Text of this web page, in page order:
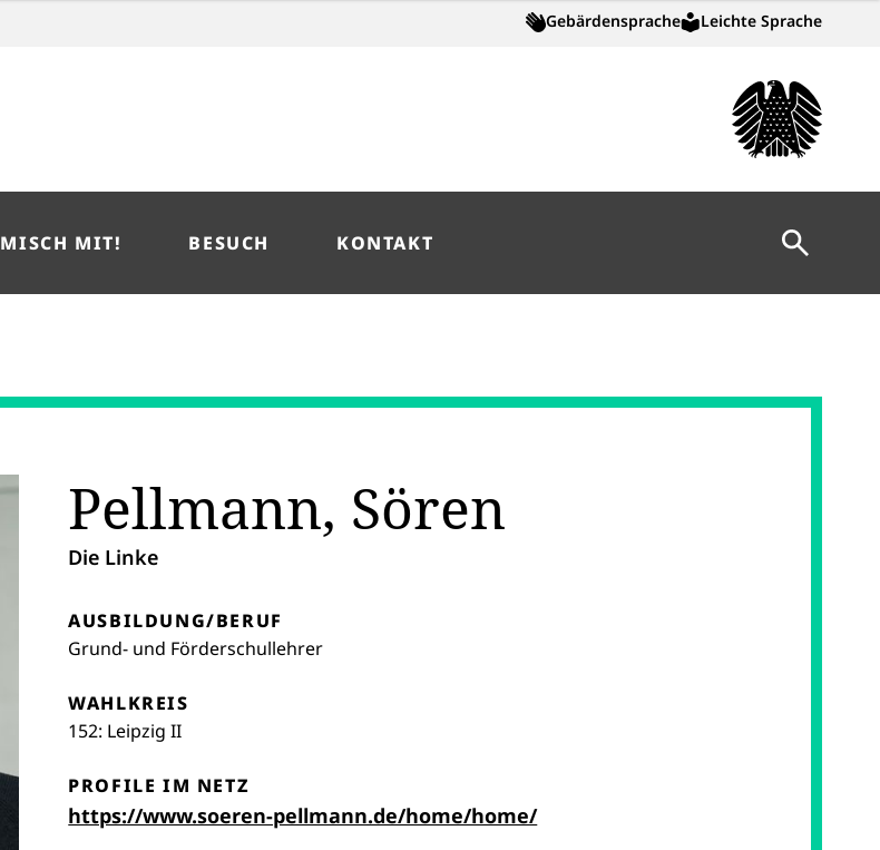
Gebärdensprache Leichte Sprache
MISCH MIT! BESUCH KONTAKT Suche
Pellmann, Sören
Die Linke
AUSBILDUNG/BERUF
Grund- und Förderschullehrer
WAHLKREIS
152: Leipzig II
PROFILE IM NETZ
https://www.soeren-pellmann.de/home/home/(öffnet in neuem Reiter)